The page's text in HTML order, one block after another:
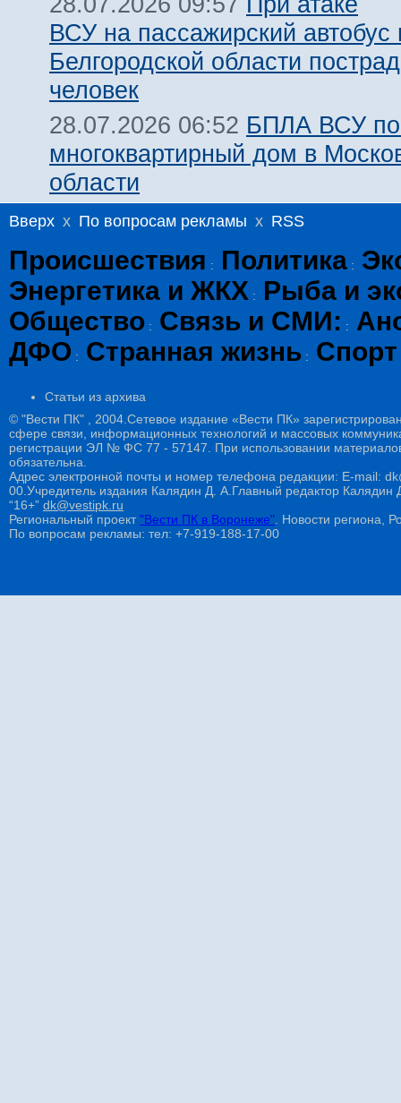
ВСУ на пассажирский автобус
Белгородской области
человек
28.07.2026 06:52 БПЛА ВСУ
многоквартирный дом в
области
Вверх x По вопросам рекламы x RSS
Происшествия : Политика :
Энергетика и ЖКХ :
Рыба и
Общество : Связь и СМИ: :
ДФО : Странная жизнь : Спорт
Статьи из архива
© "Вести ПК" , 2004.Сетевое издание «Вести ПК»
сфере связи, информационных технологий и массовых
регистрации ЭЛ № ФС 77 - 57147. При использовании
обязательна.
Адрес электронной почты и номер телефона редакции: E-mail:
00.Учредитель издания Калядин Д. А.Главный редактор
“16+” dk@vestipk.ru
Региональный проект"Вести ПК в Воронеже" . Новости региона,
По вопросам рекламы: тел: +7-919-188-17-00